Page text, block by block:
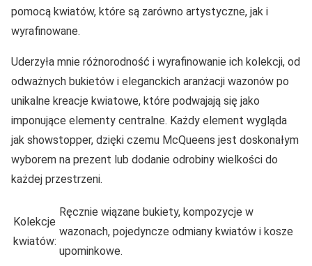
pomocą kwiatów, które są zarówno artystyczne, jak i
wyrafinowane.
Uderzyła mnie różnorodność i wyrafinowanie ich kolekcji, od
odważnych bukietów i eleganckich aranżacji wazonów po
unikalne kreacje kwiatowe, które podwajają się jako
imponujące elementy centralne. Każdy element wygląda
jak showstopper, dzięki czemu McQueens jest doskonałym
wyborem na prezent lub dodanie odrobiny wielkości do
każdej przestrzeni.
Kolekcje
kwiatów:
Ręcznie wiązane bukiety, kompozycje w
wazonach, pojedyncze odmiany kwiatów i kosze
upominkowe.